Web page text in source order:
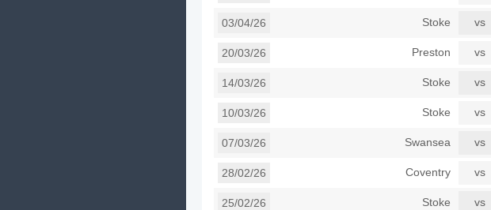
03/04/26 Stoke vs
20/03/26 Preston vs
14/03/26 Stoke vs
10/03/26 Stoke vs
07/03/26 Swansea vs
28/02/26 Coventry vs
25/02/26 Stoke vs